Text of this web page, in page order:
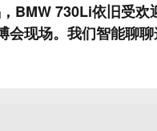
BMW 730Li依旧受欢
现场。我们智能聊